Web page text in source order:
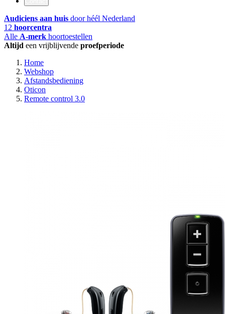
Audiciens aan huis door héél Nederland
12 hoorcentra
Alle A-merk hoortoestellen
Altijd een vrijblijvende proefperiode
Home
Webshop
Afstandsbediening
Oticon
Remote control 3.0